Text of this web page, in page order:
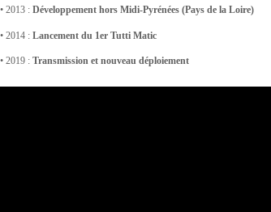
• 2013 : Développement hors Midi-Pyrénées (Pays de la Loire)
• 2014 : Lancement du 1er Tutti Matic
• 2019 : Transmission et nouveau déploiement